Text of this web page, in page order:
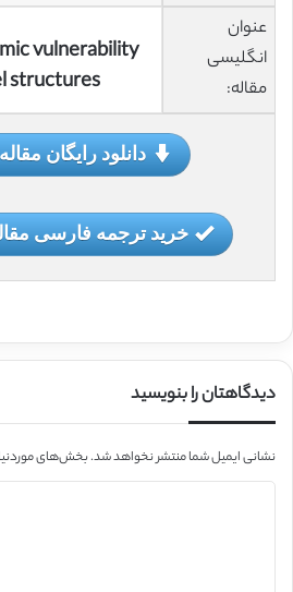
عنوان
انگلیسی
مقاله:
vulnerability
structures
دانلود رایگان
خرید ترجمه فارسی
دیدگاهتان را بنویسید
نشانی ایمیل شما منتشر نخواهد شد.بخش‌های